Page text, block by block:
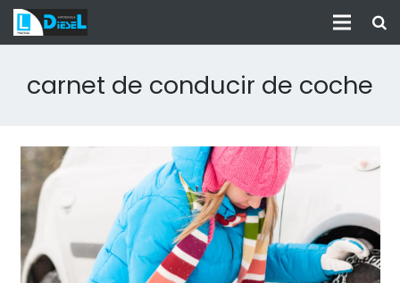
carnet de conducir de coche